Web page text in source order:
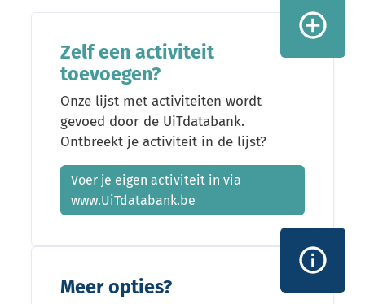
Zelf een activiteit
toevoegen?
Onze lijst met activiteiten wordt
gevoed door de UiTdatabank.
Ontbreekt je activiteit in de lijst?
Voer je eigen activiteit in via
www.UiTdatabank.be
Meer opties?